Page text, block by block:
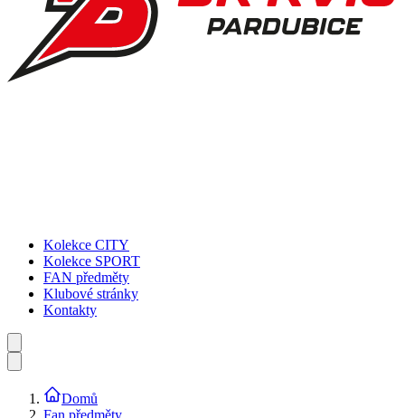
Kolekce CITY
Kolekce SPORT
FAN předměty
Klubové stránky
Kontakty
Domů